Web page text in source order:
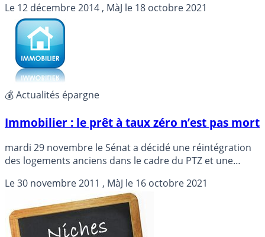
un total de 4 milliards d’ici 2020.
Le 12 décembre 2014 , MàJ le 18 octobre 2021
💰 Actualités épargne
Immobilier : le prêt à taux zéro n’est pas mort
mardi 29 novembre le Sénat a décidé une réintégration
des logements anciens dans le cadre du PTZ et une
plan de rigueurs de François Fillon. Détails...
Le30 novembre 2011 , MàJ le 16 octobre 2021